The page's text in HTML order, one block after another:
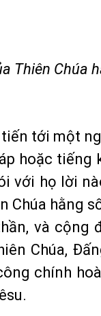
Thiên Chúa
tới một
hoặc tiếng
với họ lời
Chúa hằng
và cộng
Chúa,
chính